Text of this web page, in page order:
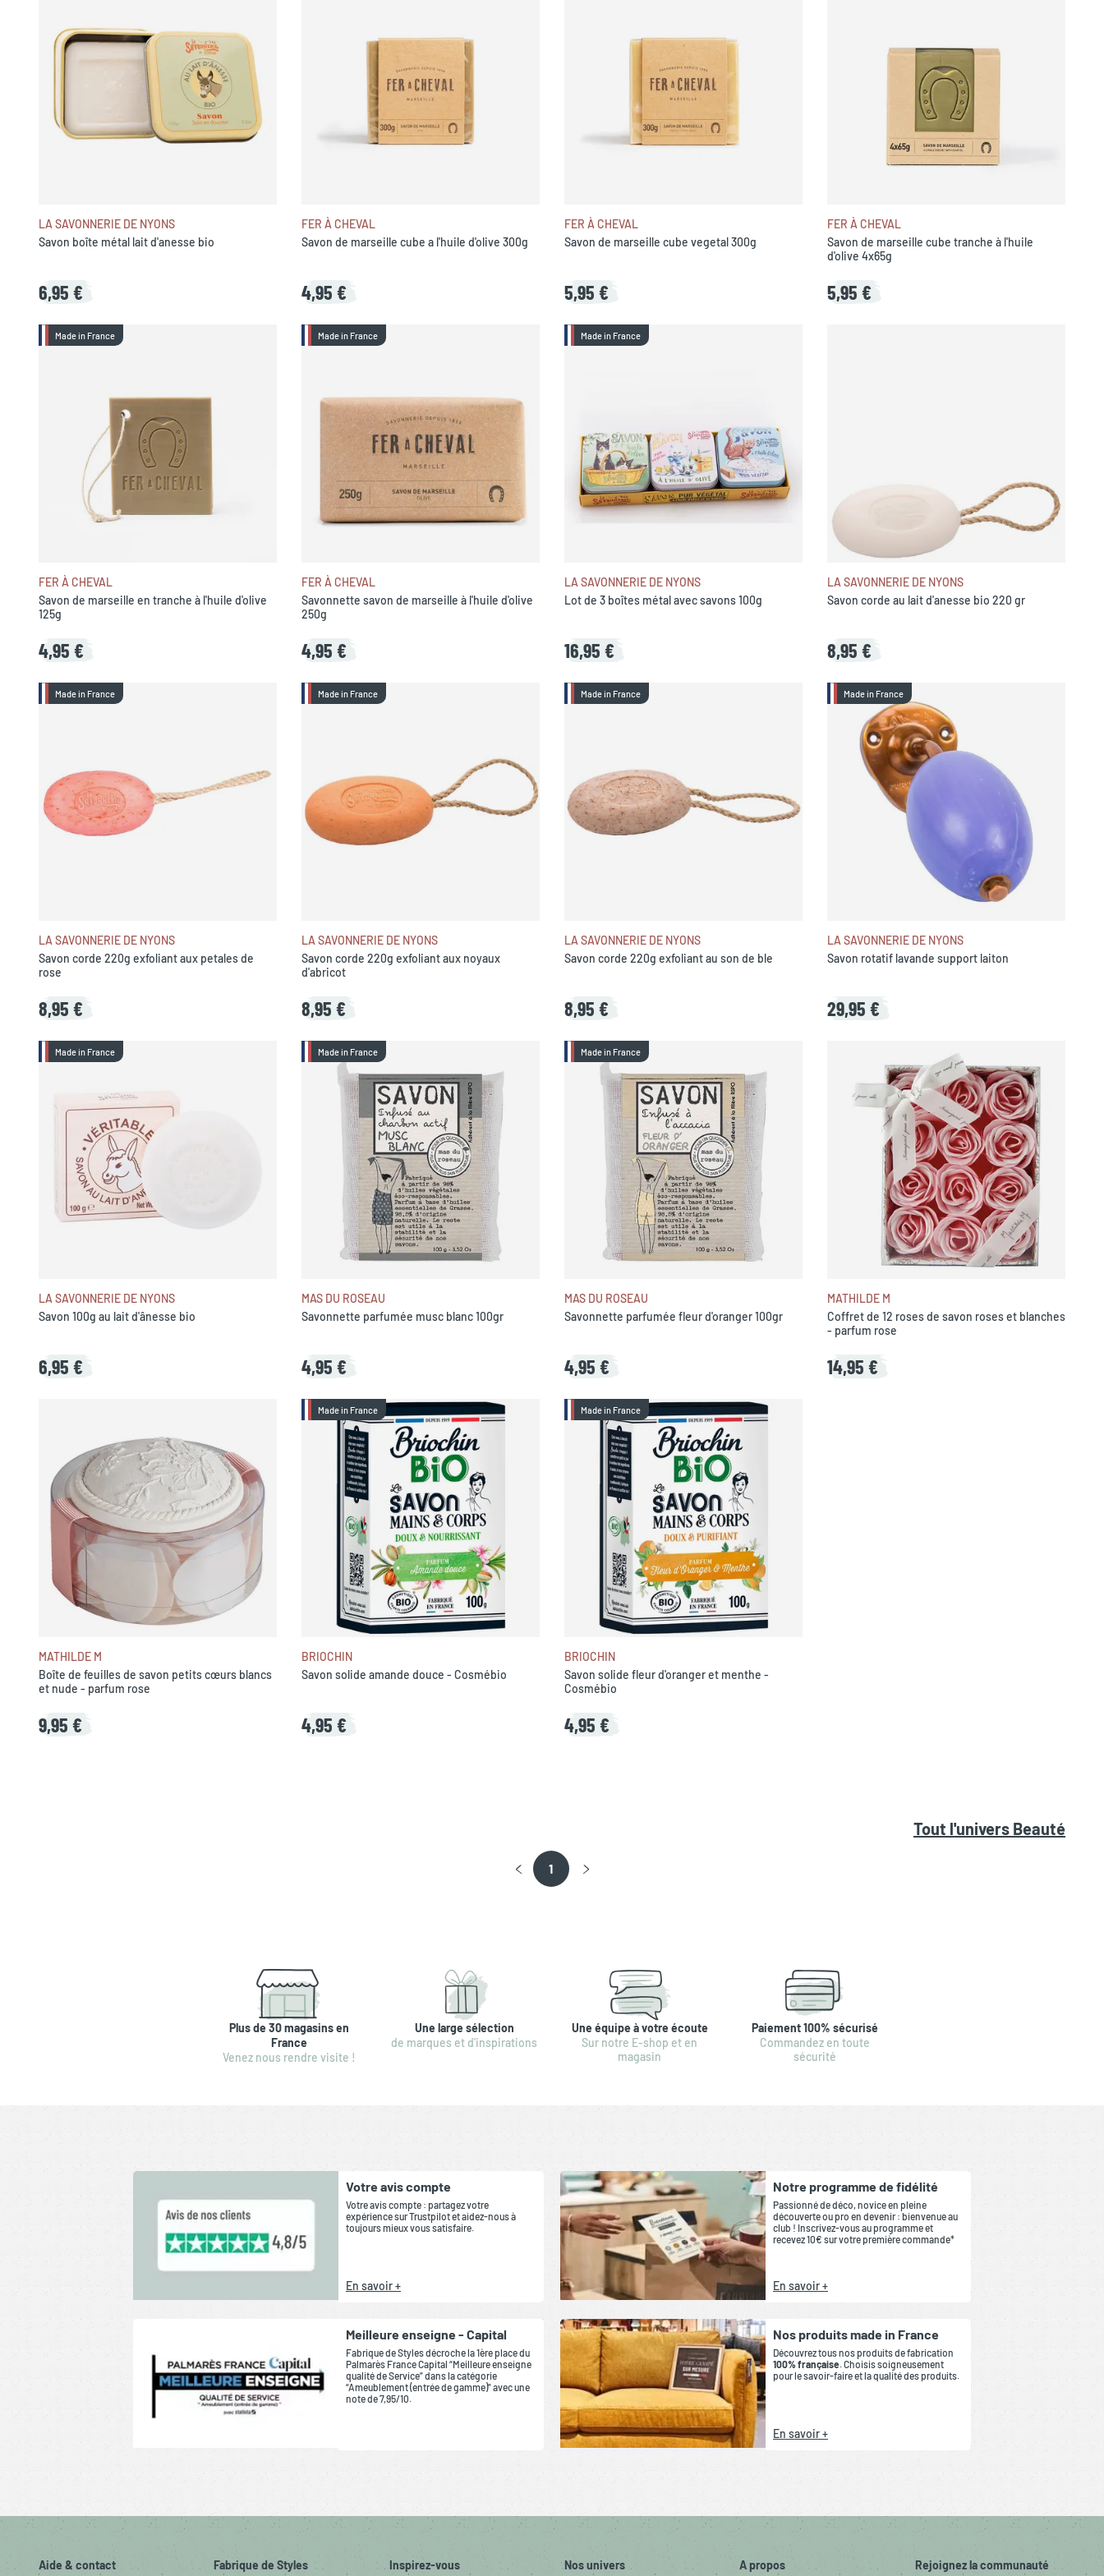
LA SAVONNERIE DE NYONS
Savon boîte métal lait d'anesse bio
6,95 €
FER À CHEVAL
Savon de marseille cube a l'huile d'olive 300g
4,95 €
FER À CHEVAL
Savon de marseille cube vegetal 300g
5,95 €
FER À CHEVAL
Savon de marseille cube tranche à l'huile
d'olive 4x65g
5,95 €
Made in France
FER À CHEVAL
Savon de marseille en tranche à l'huile d'olive
125g
4,95 €
Made in France
FER À CHEVAL
Savonnette savon de marseille à l'huile d'olive
250g
4,95 €
Made in France
LA SAVONNERIE DE NYONS
Lot de 3 boîtes métal avec savons 100g
16,95 €
LA SAVONNERIE DE NYONS
Savon corde au lait d'anesse bio 220 gr
8,95 €
Made in France
LA SAVONNERIE DE NYONS
Savon corde 220g exfoliant aux petales de
rose
8,95 €
Made in France
LA SAVONNERIE DE NYONS
Savon corde 220g exfoliant aux noyaux
d'abricot
8,95 €
Made in France
LA SAVONNERIE DE NYONS
Savon corde 220g exfoliant au son de ble
8,95 €
Made in France
LA SAVONNERIE DE NYONS
Savon rotatif lavande support laiton
29,95 €
Made in France
LA SAVONNERIE DE NYONS
Savon 100g au lait d'ânesse bio
6,95 €
Made in France
MAS DU ROSEAU
Savonnette parfumée musc blanc 100gr
4,95 €
Made in France
MAS DU ROSEAU
Savonnette parfumée fleur d'oranger 100gr
4,95 €
MATHILDE M
Coffret de 12 roses de savon roses et blanches
- parfum rose
14,95 €
MATHILDE M
Boîte de feuilles de savon petits cœurs blancs
et nude - parfum rose
9,95 €
Made in France
BRIOCHIN
Savon solide amande douce - Cosmébio
4,95 €
Made in France
BRIOCHIN
Savon solide fleur d'oranger et menthe -
Cosmébio
4,95 €
Tout l'univers Beauté
1
Plus de 30 magasins en
France
Venez nous rendre visite !
Une large sélection
de marques et d'inspirations
Une équipe à votre écoute
Sur notre E-shop et en
magasin
Paiement 100% sécurisé
Commandez en toute
sécurité
Votre avis compte
Votre avis compte : partagez votre
expérience sur Trustpilot et aidez-nous à
toujours mieux vous satisfaire.
En savoir +
Notre programme de fidélité
Passionné de déco, novice en pleine
découverte ou pro en devenir : bienvenue au
club ! Inscrivez-vous au programme et
recevez 10€ sur votre première commande*
En savoir +
Meilleure enseigne - Capital
Fabrique de Styles décroche la 1ère place du
Palmarès France Capital “Meilleure enseigne
qualité de Service” dans la catégorie
“Ameublement (entrée de gamme)” avec une
note de 7,95/10.
Nos produits made in France
Découvrez tous nos produits de fabrication
100% française. Choisis soigneusement
pour le savoir-faire et la qualité des produits.
En savoir +
Aide & contact Fabrique de Styles Inspirez-vous Nos univers A propos
Rejoignez la communauté